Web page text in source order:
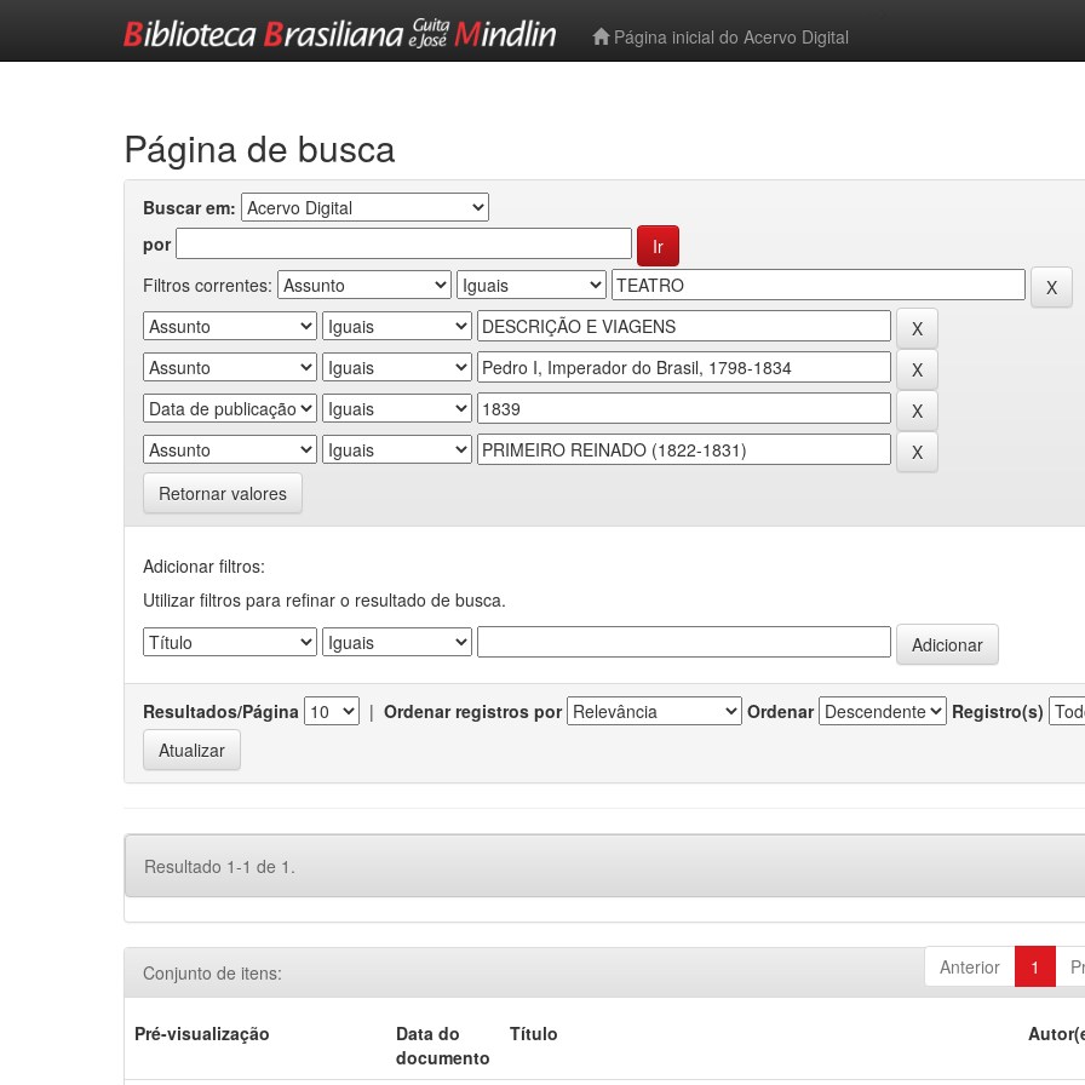
Página inicial do Acervo Digital
Página de busca
Buscar em:
por
Filtros correntes:
Retornar valores
Adicionar filtros:
Utilizar filtros para refinar o resultado de busca.
Resultados/Página | Ordenar registros por Ordenar Registro(s)
Resultado 1-1 de 1.
Anterior 1
Conjunto de itens:
Pré-visualização
Data do
documento
Título